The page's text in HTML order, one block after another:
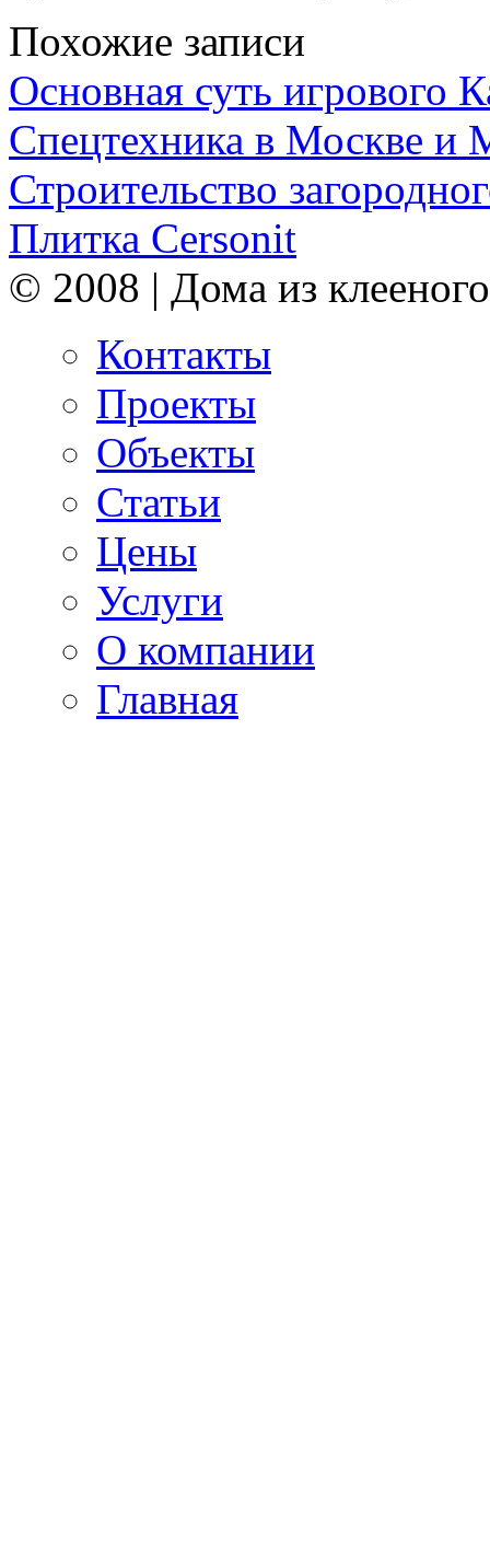
Похожие записи
Основная суть игрового
Спецтехника в Москве и
Строительство
Плитка Cersonit
© 2008 | Дома из
Контакты
Проекты
Объекты
Статьи
Цены
Услуги
О компании
Главная